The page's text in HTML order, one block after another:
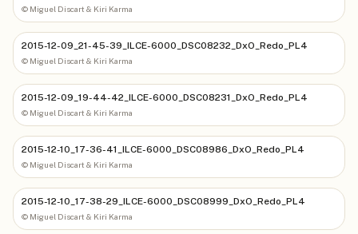
© Miguel Discart & Kiri Karma
2015-12-09_21-45-39_ILCE-6000_DSC08232_DxO_Redo_PL4
© Miguel Discart & Kiri Karma
2015-12-09_19-44-42_ILCE-6000_DSC08231_DxO_Redo_PL4
© Miguel Discart & Kiri Karma
2015-12-10_17-36-41_ILCE-6000_DSC08986_DxO_Redo_PL4
© Miguel Discart & Kiri Karma
2015-12-10_17-38-29_ILCE-6000_DSC08999_DxO_Redo_PL4
© Miguel Discart & Kiri Karma